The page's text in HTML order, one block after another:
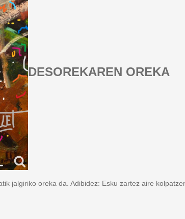
DESOREKAREN OREKA
jalgiriko oreka da. Adibidez: Esku zartez aire